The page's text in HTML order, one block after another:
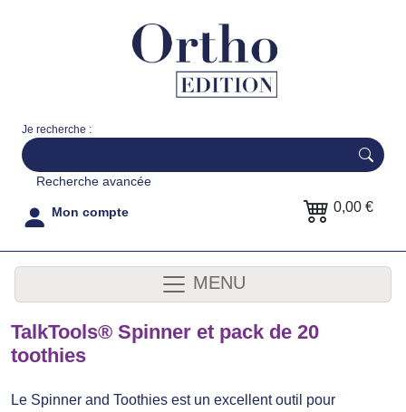
Je recherche :
Recherche avancée
Mon compte 0,00 €
MENU
TalkTools® Spinner et pack de 20
toothies
Le Spinner and Toothies est un excellent outil pour